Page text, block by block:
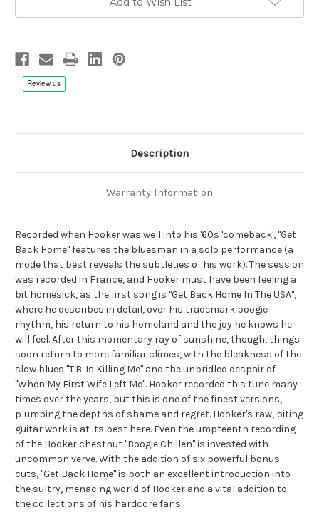
Description
Warranty Information
Recorded when Hooker was well into his '60s 'comeback', "Get
Back Home" features the bluesman in a solo performance (a
mode that best reveals the subtleties of his work). The session
was recorded in France, and Hooker must have been feeling a
bit homesick, as the first song is "Get Back Home In The USA",
where he describes in detail, over his trademark boogie
rhythm, his return to his homeland and the joy he knows he
will feel. After this momentary ray of sunshine, though, things
soon return to more familiar climes, with the bleakness of the
slow blues "T.B. Is Killing Me" and the unbridled despair of
"When My First Wife Left Me". Hooker recorded this tune many
times over the years, but this is one of the finest versions,
plumbing the depths of shame and regret. Hooker's raw, biting
guitar work is at its best here. Even the umpteenth recording
of the Hooker chestnut "Boogie Chillen" is invested with
uncommon verve. With the addition of six powerful bonus
cuts, "Get Back Home" is both an excellent introduction into
the sultry, menacing world of Hooker and a vital addition to
the collections of his hardcore fans.